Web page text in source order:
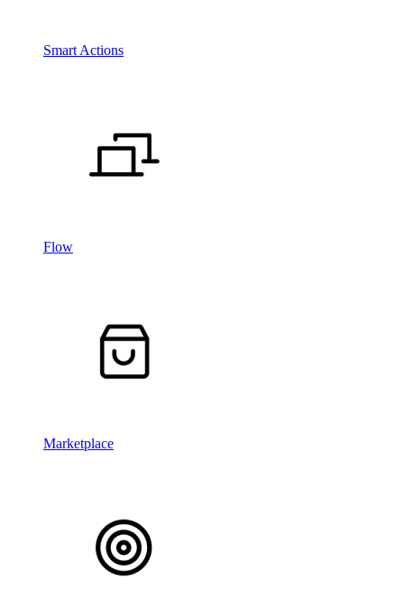
Smart Actions
Flow
Marketplace